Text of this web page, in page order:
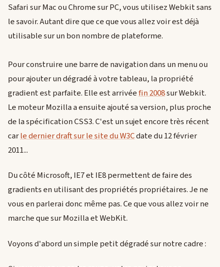
Safari sur Mac ou Chrome sur PC, vous utilisez Webkit sans
le savoir. Autant dire que ce que vous allez voir est déjà
utilisable sur un bon nombre de plateforme.
Pour construire une barre de navigation dans un menu ou
pour ajouter un dégradé à votre tableau, la propriété
gradient est parfaite. Elle est arrivéefin 2008sur Webkit.
Le moteur Mozilla a ensuite ajouté sa version, plus proche
de la spécification CSS3. C'est un sujet encore très récent
carle dernier draft sur le site du W3Cdate du 12 février
2011...
Du côté Microsoft, IE7 et IE8 permettent de faire des
gradients en utilisant des propriétés propriétaires. Je ne
vous en parlerai donc même pas. Ce que vous allez voir ne
marche que sur Mozilla et WebKit.
Voyons d'abord un simple petit dégradé sur notre cadre :